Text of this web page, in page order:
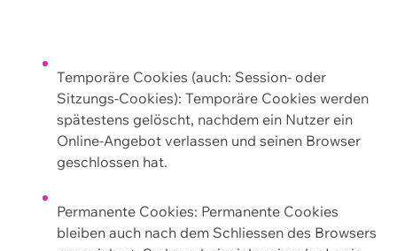
Temporäre Cookies (auch: Session- oder
Sitzungs-Cookies): Temporäre Cookies werden
spätestens gelöscht, nachdem ein Nutzer ein
Online-Angebot verlassen und seinen Browser
geschlossen hat.
Permanente Cookies: Permanente Cookies
bleiben auch nach dem Schliessen des Browsers